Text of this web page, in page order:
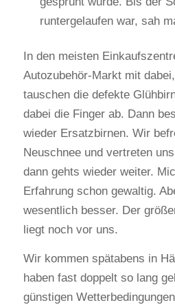
runtergelaufen war, sah
In den meisten
Autozubehör-Markt mit
tauschen die defekte
dabei die Finger ab. Dann
wieder Ersatzbirnen. Wir
Neuschnee und vertreten
dann gehts wieder weiter.
Erfahrung schon gewaltig.
wesentlich besser. Der
liegt noch vor uns.
Wir kommen spätabens in
haben fast doppelt so lang
günstigen